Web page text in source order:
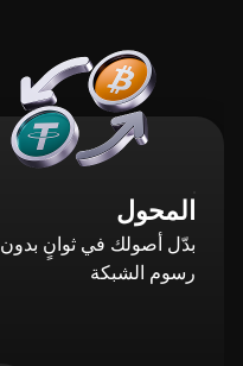
المحول
بدّل أصولك في ثوانٍ بدون
رسوم الشبكة